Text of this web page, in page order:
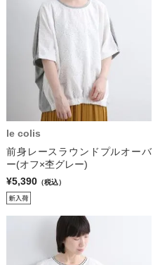
le colis
前身レースラウンドプルオーバ
ー(オフ×杢グレー)
¥5,390 （税込）